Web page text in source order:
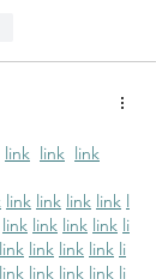
link link link
link link link link l
link link link link li
link link link link li
link link link link li